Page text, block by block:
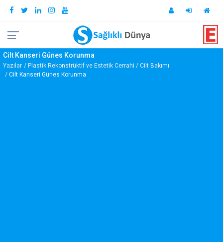
Cilt Kanseri Günes Korunma
Yazılar Plastik Rekonstrüktif ve Estetik Cerrahi
Cilt Bakımı
Cilt Kanseri Günes Korunma